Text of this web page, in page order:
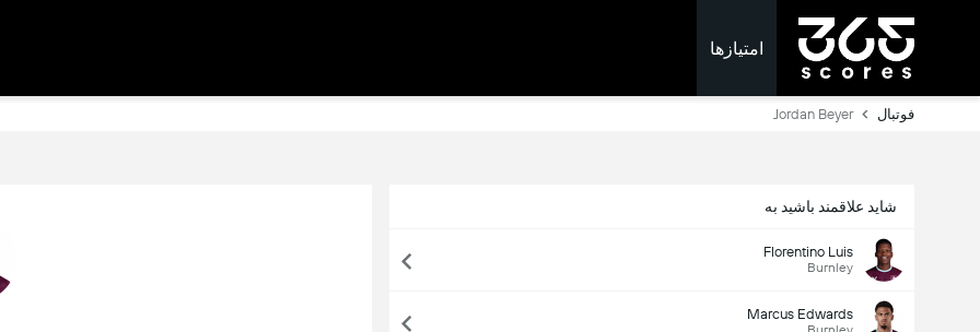
امتیازها
فوتبال Jordan Beyer
شاید علاقمند باشید به
Florentino Luis
Burnley
Marcus Edwards